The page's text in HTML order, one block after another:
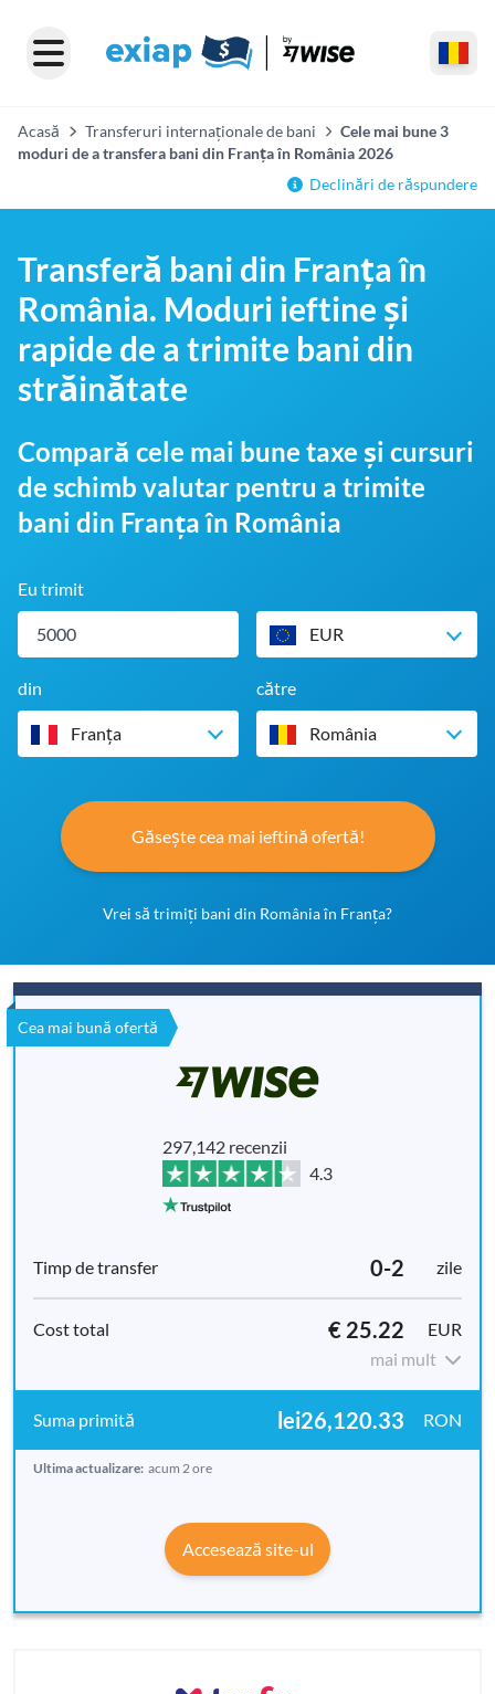
Acasă Transferuri internaționale de bani
Cele mai bune 3
moduri de a transfera bani din Franța în România 2026
Declinări de răspundere
Transferă bani din Franța în
România. Moduri ieftine și
rapide de a trimite bani din
străinătate
Compară cele mai bune taxe și cursuri
de schimb valutar pentru a trimite
bani din Franța în România
Eu trimit
EUR
din
Franța
către
România
Găsește cea mai ieftină ofertă!
Vrei să trimiți bani din România în Franța?
Cea mai bună ofertă
297,142 recenzii
4.3
0-2 zile
€ 25.22
EUR
mai mult
lei26,120.33 RON
Ultima actualizare: acum 2 ore
Accesează site-ul